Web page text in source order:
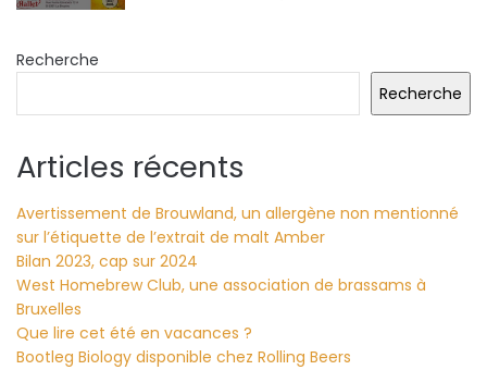
Recherche
Recherche
Articles récents
Avertissement de Brouwland, un allergène non mentionné
sur l’étiquette de l’extrait de malt Amber
Bilan 2023, cap sur 2024
West Homebrew Club, une association de brassams à
Bruxelles
Que lire cet été en vacances ?
Bootleg Biology disponible chez Rolling Beers